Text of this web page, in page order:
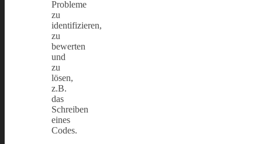
Probleme
zu
identifizieren,
zu
bewerten
und
zu
lösen,
z.B.
das
Schreiben
eines
Codes.